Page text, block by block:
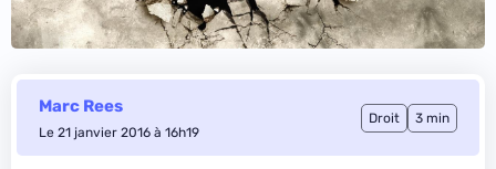
Marc Rees
Le 21 janvier 2016 à 16h19
Droit 3 min